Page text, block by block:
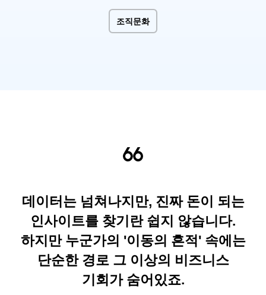
조직문화
데이터는 넘쳐나지만, 진짜 돈이 되는
인사이트를 찾기란 쉽지 않습니다.
하지만 누군가의 '이동의 흔적' 속에는
단순한 경로 그 이상의 비즈니스
기회가 숨어있죠.